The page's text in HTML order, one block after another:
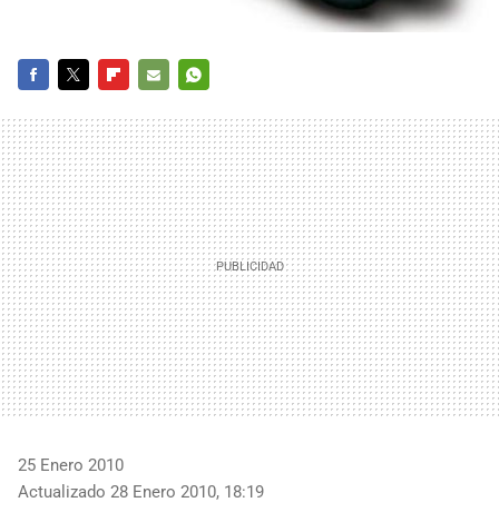
MAIL
25 Enero 2010
Actualizado 28 Enero 2010, 18:19